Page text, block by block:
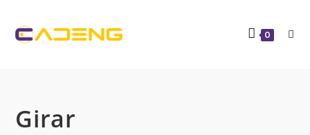
0
Girar